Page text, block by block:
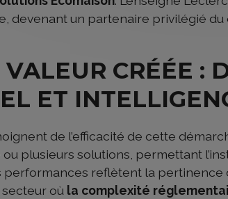
devenant un partenaire privilégié du
CRÉÉE :
ET
de l’efficacité de cette
plusieurs solutions, permettant
performances reflètent la pertinence
secteur où la complexité